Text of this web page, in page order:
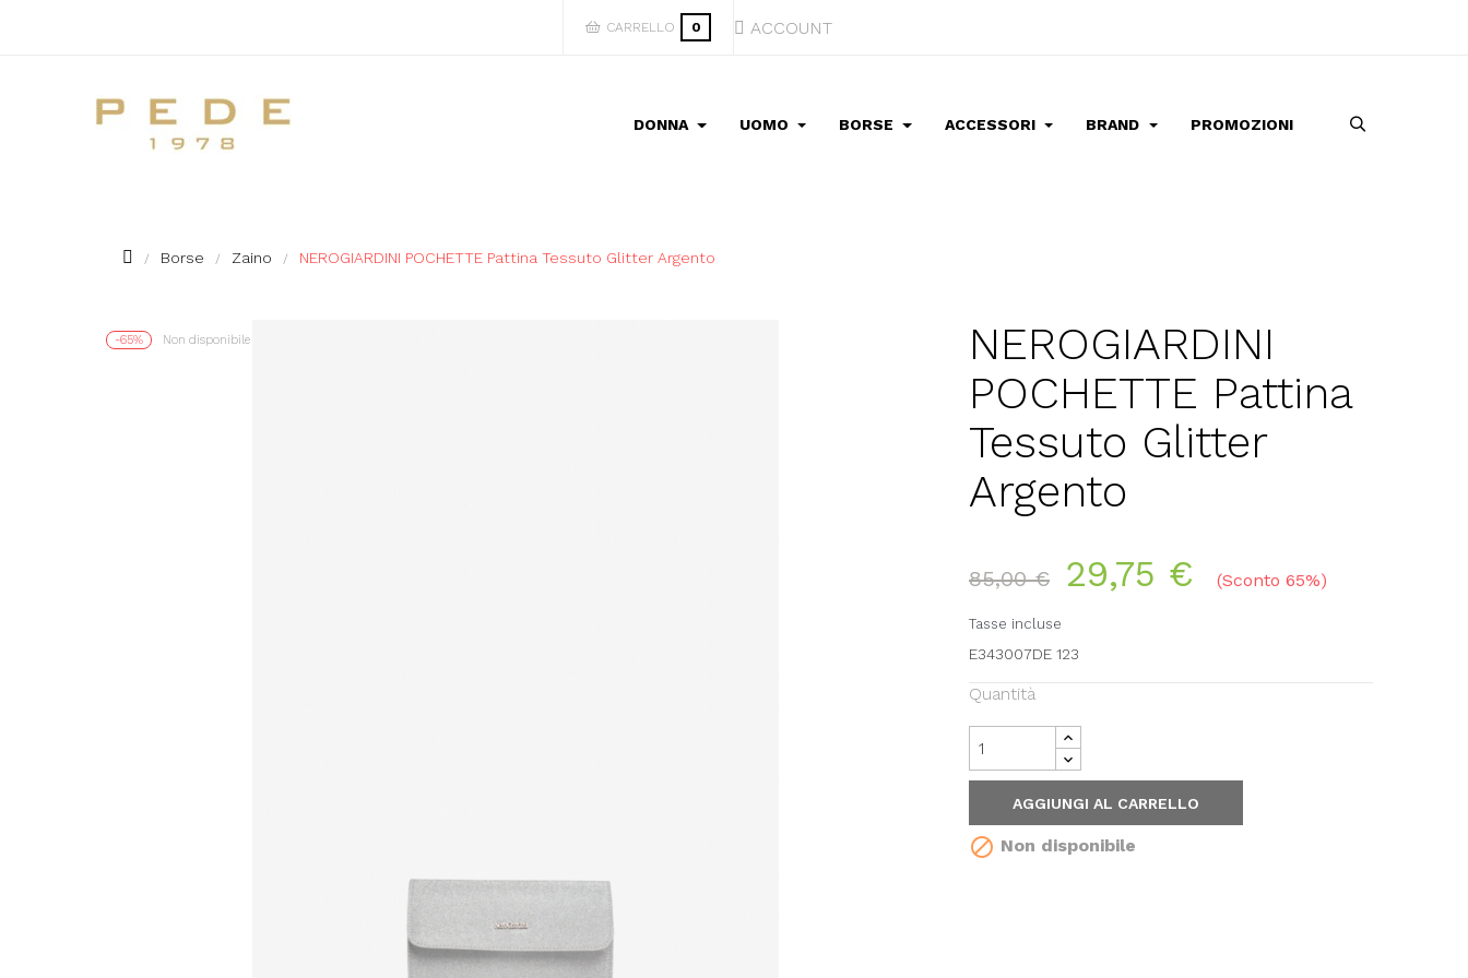
CARRELLO 0 ACCOUNT
DONNA UOMO BORSE ACCESSORI BRAND PROMOZIONI
Borse Zaino NEROGIARDINI POCHETTE Pattina Tessuto Glitter Argento
-65% Non disponibile
NEROGIARDINI
POCHETTE Pattina
Tessuto Glitter
Argento
85,00 € 29,75 € Sconto 65%
Tasse incluse
E343007DE 123
Quantità
AGGIUNGI AL CARRELLO
 Non disponibile